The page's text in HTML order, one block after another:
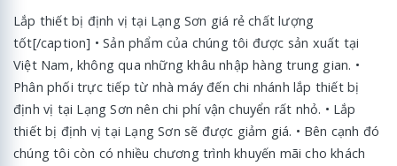
Lắp thiết bị định vị tại Lạng Sơn giá rẻ chất lượng
tốt[/caption] • Sản phẩm của chúng tôi được sản xuất tại
Việt Nam, không qua những khâu nhập hàng trung gian. •
Phân phối trực tiếp từ nhà máy đến chi nhánh lắp thiết bị
định vị tại Lạng Sơn nên chi phí vận chuyển rất nhỏ. • Lắp
thiết bị định vị tại Lạng Sơn sẽ được giảm giá. • Bên cạnh đó
chúng tôi còn có nhiều chương trình khuyến mãi cho khách